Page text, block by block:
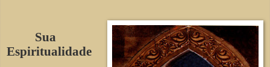
Sua
Espiritualidade